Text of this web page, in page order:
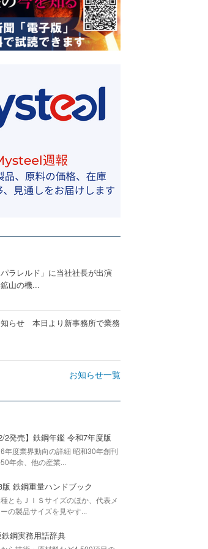
ラレルド」に当社社長が出演
山の機...
らせ 本日より新事務所で業務
お知らせ一覧
2発売】鉄鋼年鑑 令和7年度版
年度業界動向の詳細 昭和30年創刊
年余、他の産業...
版 鉄鋼重量ハンドブック
ともＪＩＳサイズのほか、代表メ
の製品サイズを見やす...
鉄鋼実務用語辞典